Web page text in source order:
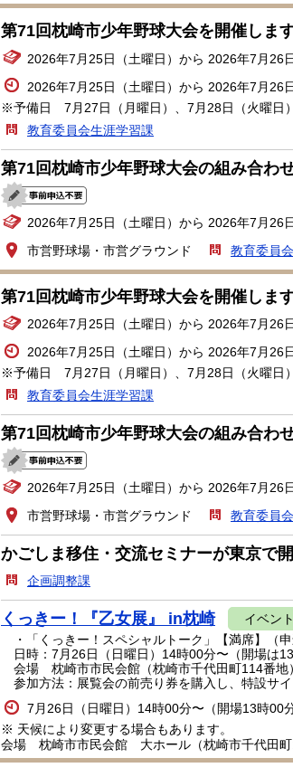
第71回枕崎市少年野球大会を開催しま
2026年7月25日（土曜日）から 2026年7月26
2026年7月25日（土曜日）から 2026年7月26
※予備日 7月27日（月曜日）、7月28日（火曜日）
教育委員会生涯学習課
第71回枕崎市少年野球大会の組み合わ
2026年7月25日（土曜日）から 2026年7月26
市営野球場・市営グラウンド
教育委員
第71回枕崎市少年野球大会を開催しま
2026年7月25日（土曜日）から 2026年7月26
2026年7月25日（土曜日）から 2026年7月26
※予備日 7月27日（月曜日）、7月28日（火曜日）
教育委員会生涯学習課
第71回枕崎市少年野球大会の組み合わ
2026年7月25日（土曜日）から 2026年7月26
市営野球場・市営グラウンド
教育委員
かごしま移住・交流セミナーが東京で
企画調整課
くっきー！『乙女展』 in枕崎
イベント
・「くっきー！スペシャルトーク」【満席】（申
日時：7月26日（日曜日）14時00分〜（開場は13
会場 枕崎市市民会館（枕崎市千代田町114番地）
参加方法：展覧会の前売り券を購入し、特設サ
7月26日（日曜日）14時00分〜（開場13時00分
※ 天候により変更する場合もあります。
会場 枕崎市市民会館 大ホール（枕崎市千代田町